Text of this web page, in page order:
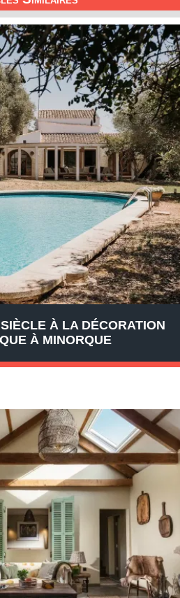
À LA DÉCORATION
À MINORQUE